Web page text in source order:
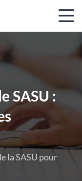
SASU :
la SASU pour